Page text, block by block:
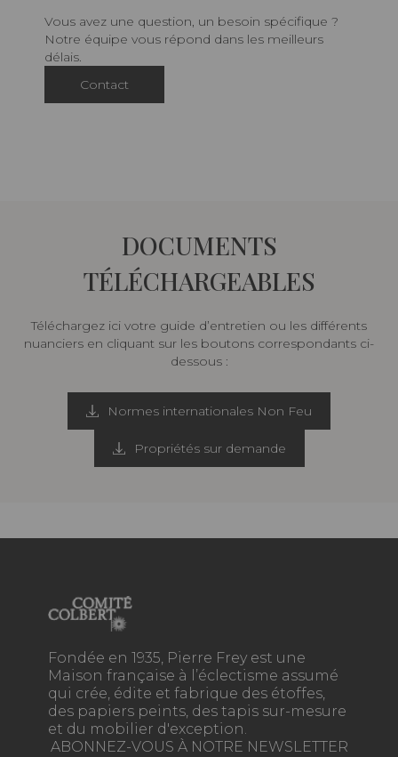
Vous avez une question, un besoin spécifique ?
Notre équipe vous répond dans les meilleurs
délais.
Contact
DOCUMENTS
TÉLÉCHARGEABLES
Téléchargez ici votre guide d’entretien ou les différents
nuanciers en cliquant sur les boutons correspondants ci-
dessous :
Normes internationales Non Feu
Propriétés sur demande
Fondée en 1935, Pierre Frey est une
Maison française à l’éclectisme assumé
qui crée, édite et fabrique des étoffes,
des papiers peints, des tapis sur-mesure
et du mobilier d'exception.
ABONNEZ-VOUS À NOTRE NEWSLETTER